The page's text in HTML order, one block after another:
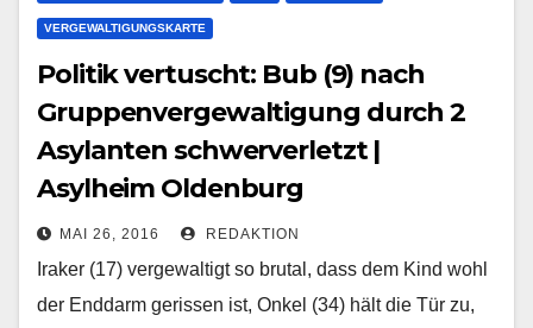
VERGEWALTIGUNGSKARTE
Politik vertuscht: Bub (9) nach
Gruppenvergewaltigung durch 2
Asylanten schwerverletzt |
Asylheim Oldenburg
MAI 26, 2016 REDAKTION
Iraker (17) vergewaltigt so brutal, dass dem Kind wohl
der Enddarm gerissen ist, Onkel (34) hält die Tür zu,